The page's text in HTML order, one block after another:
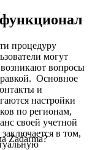
процедуру
могут
вопросы
Основное
и
настройки
по регионам,
своей учетной
в том,
Zadarma?